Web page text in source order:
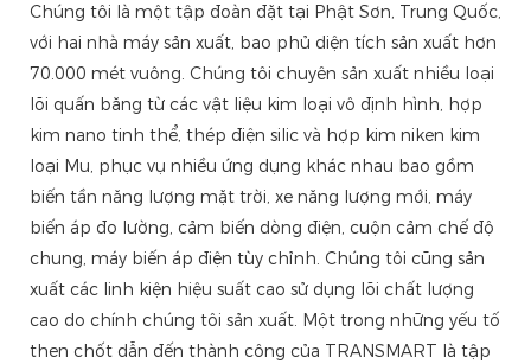
Chúng tôi là một tập đoàn đặt tại Phật Sơn, Trung Quốc,
với hai nhà máy sản xuất, bao phủ diện tích sản xuất hơn
70.000 mét vuông. Chúng tôi chuyên sản xuất nhiều loại
lõi quấn băng từ các vật liệu kim loại vô định hình, hợp
kim nano tinh thể, thép điện silic và hợp kim niken kim
loại Mu, phục vụ nhiều ứng dụng khác nhau bao gồm
biến tần năng lượng mặt trời, xe năng lượng mới, máy
biến áp đo lường, cảm biến dòng điện, cuộn cảm chế độ
chung, máy biến áp điện tùy chỉnh. Chúng tôi cũng sản
xuất các linh kiện hiệu suất cao sử dụng lõi chất lượng
cao do chính chúng tôi sản xuất. Một trong những yếu tố
then chốt dẫn đến thành công của TRANSMART là tập